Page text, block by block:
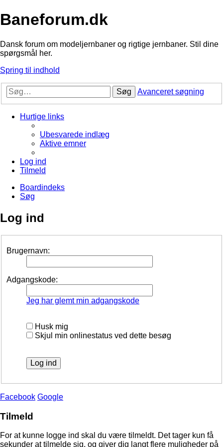
Baneforum.dk
Dansk forum om modeljernbaner og rigtige jernbaner. Stil dine
spørgsmål her.
Spring til indhold
Søg Avanceret søgning
Hurtige links
Ubesvarede indlæg
Aktive emner
Log ind
Tilmeld
Boardindeks
Søg
Log ind
Brugernavn:
Adgangskode:
Jeg har glemt min adgangskode
Husk mig
Skjul min onlinestatus ved dette besøg
Facebook Google
Tilmeld
For at kunne logge ind skal du være tilmeldt. Det tager kun få
sekunder at tilmelde sig, og giver dig langt flere muligheder på